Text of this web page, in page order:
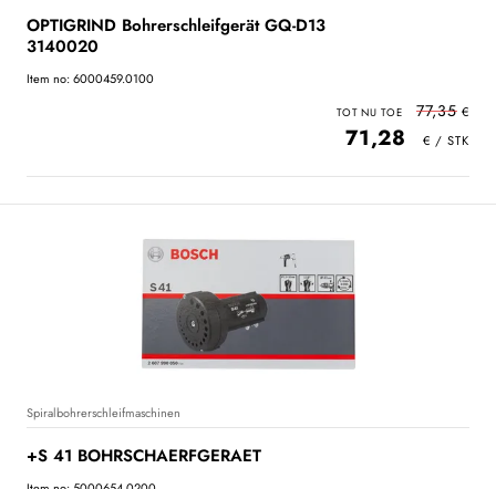
OPTIGRIND Bohrerschleifgerät GQ-D13
3140020
Item no: 6000459.0100
77,35
71,28
Spiralbohrerschleifmaschinen
+S 41 BOHRSCHAERFGERAET